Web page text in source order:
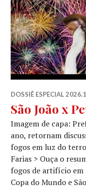
DOSSIÊ ESPECIAL 2026.1
São João x
Imagem de capa:
ano, retornam
fogos em luz do
Farias > Ouça o
fogos de artifício
Copa do Mundo e